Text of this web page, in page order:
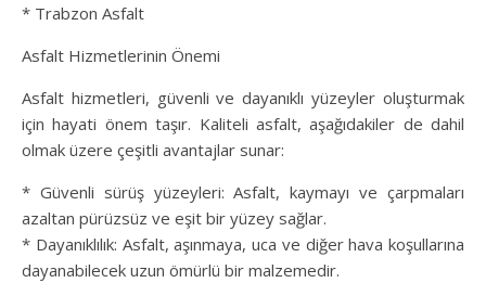
* Trabzon Asfalt
Asfalt Hizmetlerinin Önemi
Asfalt hizmetleri, güvenli ve dayanıklı yüzeyler oluşturmak
için hayati önem taşır. Kaliteli asfalt, aşağıdakiler de dahil
olmak üzere çeşitli avantajlar sunar:
* Güvenli sürüş yüzeyleri: Asfalt, kaymayı ve çarpmaları
azaltan pürüzsüz ve eşit bir yüzey sağlar.
* Dayanıklılık: Asfalt, aşınmaya, uca ve diğer hava koşullarına
dayanabilecek uzun ömürlü bir malzemedir.